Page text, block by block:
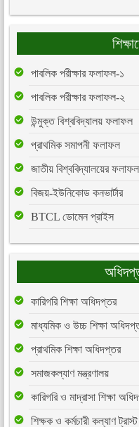
পাবলিক পরীক্ষার ফলাফল-১
পাবলিক পরীক্ষার ফলাফল-২
উন্মুক্ত বিশ্ববিদ্যালয় ফলাফল
প্রাথমিক সমাপনী ফলাফল
জাতীয় বিশ্ববিদ্যালয়ের ফলাফল
বিজয়-ইউনিকোড কনভার্টার
BTCL ডোমেন প্রাইস
কারিগরি শিক্ষা অধিদপ্তর
মাধ্যমিক ও উচ্চ শিক্ষা
প্রাথমিক শিক্ষা অধিদপ্তর
সমাজকল্যাণ মন্ত্রণালয়
কারিগরি ও মাদ্রাসা শিক্ষা
শিক্ষক ও কর্মচারী কল্যাণ ট্রাস্ট